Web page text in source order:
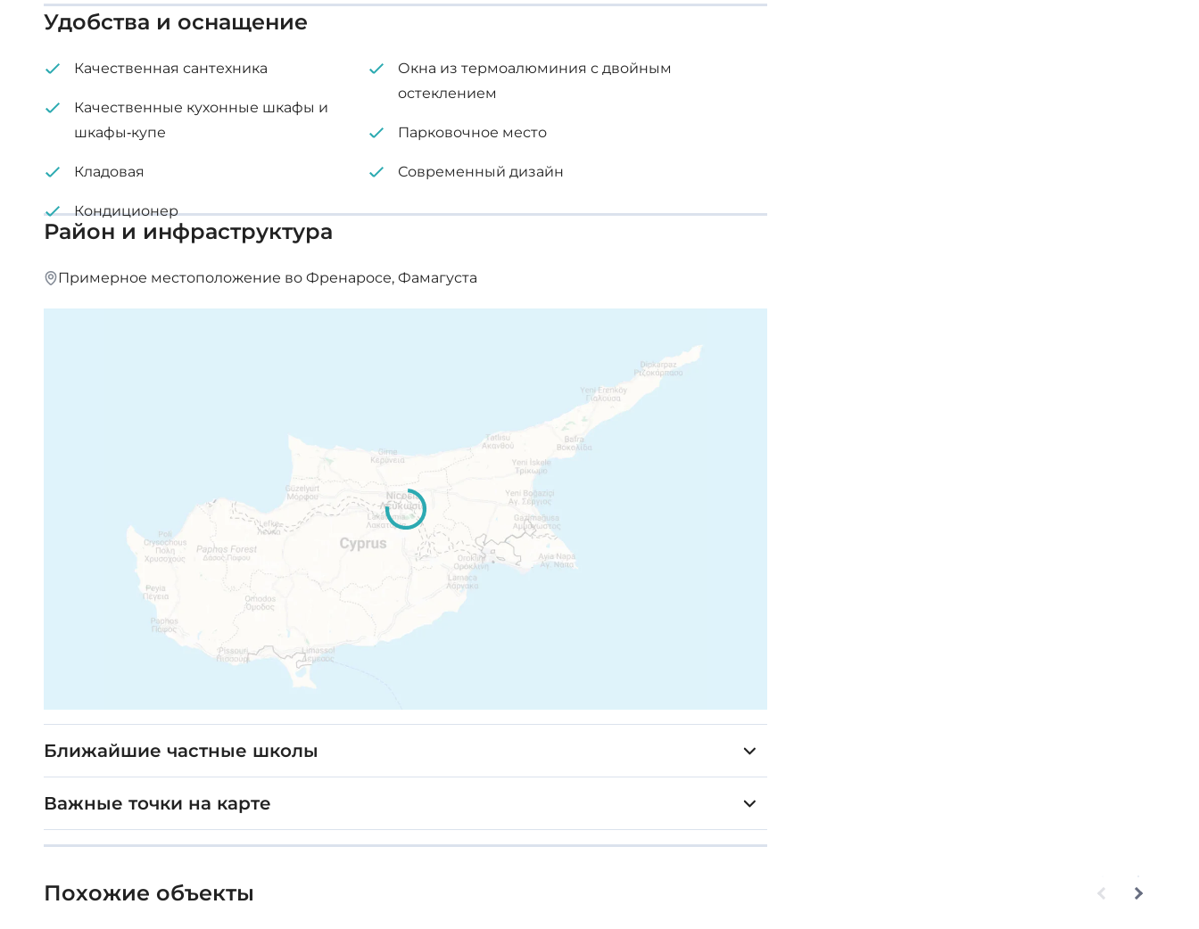
Удобства и оснащение
Качественная сантехника
Качественные кухонные шкафы и
шкафы-купе
Кладовая
Кондиционер
Окна из термоалюминия с двойным
остеклением
Парковочное место
Современный дизайн
Район и инфраструктура
Примерное местоположение во Френаросе, Фамагуста
Ближайшие частные школы
Важные точки на карте
Похожие объекты